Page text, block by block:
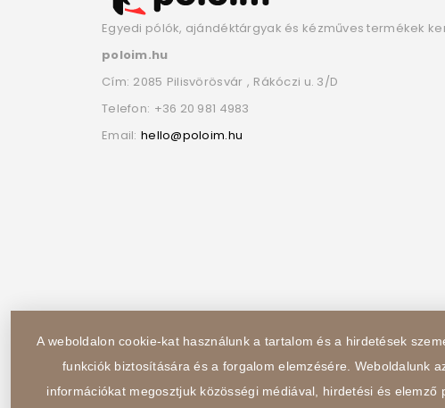
Egyedi pólók, ajándéktárgyak és kézműves termékek
poloim.hu
Cím: 2085 Pilisvörösvár , Rákóczi u. 3/D
Telefon: +36 20 981 4983
Email: hello@poloim.hu
A weboldalon cookie-kat használunk a tartalom és a hirdetések
funkciók biztosítására és a forgalom elemzésére. Weboldalunk
információkat megosztjuk közösségi médiával, hirdetési és